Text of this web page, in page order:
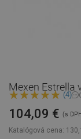
Mexen Estrella
(4)
Katalógová cena:
104,09 € (s